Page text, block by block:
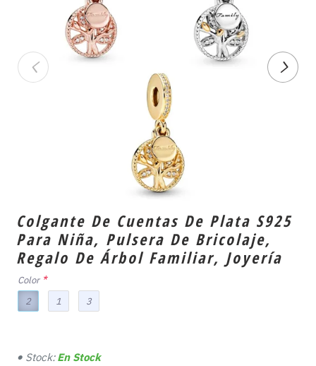
Colgante De Cuentas De Plata S925
Para Niña, Pulsera De Bricolaje,
Regalo De Árbol Familiar, Joyería
Stock: En Stock
Color
2
1 3